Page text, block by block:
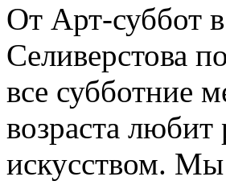
От Арт-суббот
Селиверстова
все субботние
возраста любит
искусством. Мы